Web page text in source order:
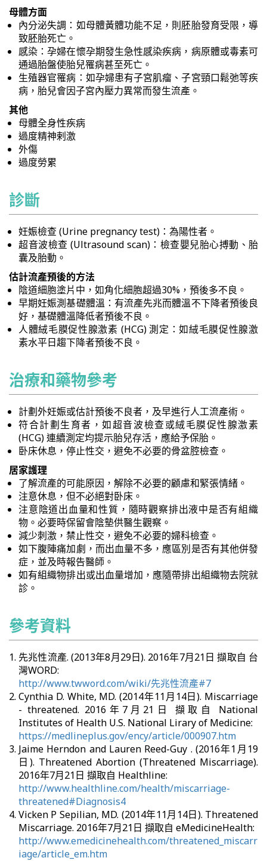
母體方面
內分泌失調：如母體黃體功能不足，則胚胎發育受限，導
致胚胎死亡。
感染：孕婦在懷孕期發生急性感染疾病，病原體或毒素可
通過胎盤使胎兒罹病甚至死亡。
生殖器官罹病：如孕婦患有子宮肌瘤、子宮頸口鬆弛等疾
病，胎兒會因子宮內壓力異常而發生流產。
其他
母體全身性疾病
過度精神剌激
外傷
過度勞累
診斷
妊娠檢查 (Urine pregnancy test)：為陽性者。
超音波檢查 (Ultrasound scan)：檢查嬰兒胎心搏動、胎
囊及胎動。
估計流產預後的方法
陰道細胞塗片中，如角化細胞超過30%，預後多不良。
早期妊娠測基礎體溫：有流產先兆而體溫不下降者預後良
好，基礎體溫降低者預後不良。
人體絨毛膜促性腺激素 (HCG) 測定：如絨毛膜促性腺激
素水平日趨下降者預後不良。
治療和藥物參考
計劃外妊娠或估計預後不良者，及早進行人工流產術。
符合計劃生育者，如超音波檢查或絨毛膜促性腺激素
(HCG) 連續測定均提示胎兒存活，應給予保胎。
卧床休息，停止性交，避免不必要的骨盆腔檢查。
居家護理
了解流產的可能原因，解除不必要的顧慮和緊張情緒。
注意休息，但不必絕對卧床。
注意陰道出血量和性質，隨時觀察排出液中是否有組織
物。必要時保留會陰墊供醫生觀察。
減少刺激，禁止性交，避免不必要的婦科檢查。
如下腹陣痛加劇，而出血量不多，應區別是否有其他併發
症，並及時報告醫師。
如有組織物排出或出血量增加，應隨帶排出組織物去院就
診。
參考資料
先兆性流產. (2013年8月29日). 2016年7月21日 擷取自 台
灣WORD:
http://www.twword.com/wiki/先兆性流產#7
Cynthia D. White, MD. (2014年11月14日). Miscarriage
- threatened. 2016年7月21日 擷取自 National
Institutes of Health U.S. National Lirary of Medicine:
https://medlineplus.gov/ency/article/000907.htm
Jaime Herndon and Lauren Reed-Guy . (2016年1月19
日). Threatened Abortion (Threatened Miscarriage).
2016年7月21日 擷取自 Healthline:
http://www.healthline.com/health/miscarriage-
threatened#Diagnosis4
Vicken P Sepilian, MD. (2014年11月14日). Threatened
Miscarriage. 2016年7月21日 擷取自 eMedicineHealth:
http://www.emedicinehealth.com/threatened_miscarr
iage/article_em.htm